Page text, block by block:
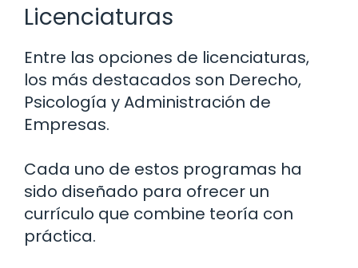
Licenciaturas
Entre las opciones de licenciaturas,
los más destacados son Derecho,
Psicología y Administración de
Empresas.
Cada uno de estos programas ha
sido diseñado para ofrecer un
currículo que combine teoría con
práctica.